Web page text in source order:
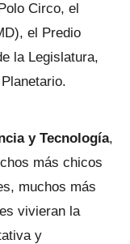
Circo, el
el Predio
la Legislatura,
y Tecnología,
más chicos
muchos más
vivieran la
y